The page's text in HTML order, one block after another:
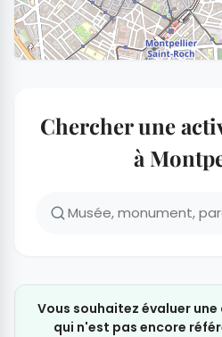
Chercher une
à
Vous souhaitez évaluer
qui n'est pas encore